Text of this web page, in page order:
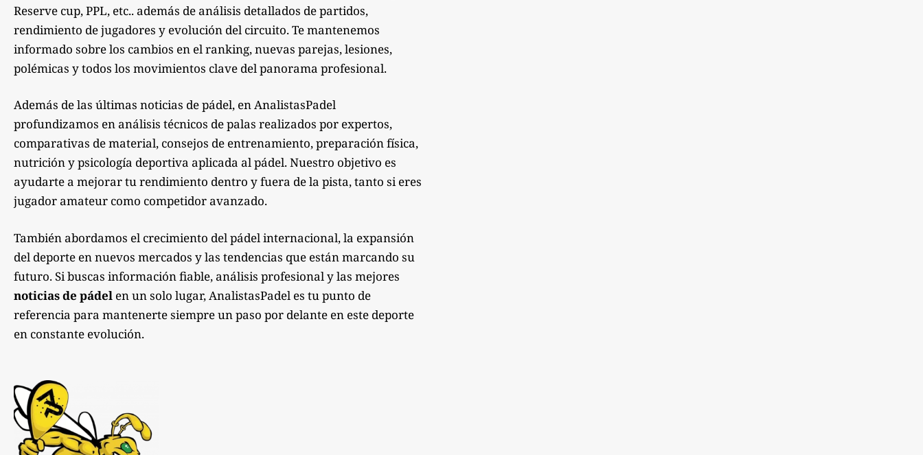
Reserve cup, PPL, etc.. además de análisis detallados de partidos,
rendimiento de jugadores y evolución del circuito. Te mantenemos
informado sobre los cambios en el ranking, nuevas parejas, lesiones,
polémicas y todos los movimientos clave del panorama profesional.
Además de las últimas noticias de pádel, en AnalistasPadel
profundizamos en análisis técnicos de palas realizados por expertos,
comparativas de material, consejos de entrenamiento, preparación física,
nutrición y psicología deportiva aplicada al pádel. Nuestro objetivo es
ayudarte a mejorar tu rendimiento dentro y fuera de la pista, tanto si eres
jugador amateur como competidor avanzado.
También abordamos el crecimiento del pádel internacional, la expansión
del deporte en nuevos mercados y las tendencias que están marcando su
futuro. Si buscas información fiable, análisis profesional y las mejores
noticias de pádel en un solo lugar, AnalistasPadel es tu punto de
referencia para mantenerte siempre un paso por delante en este deporte
en constante evolución.